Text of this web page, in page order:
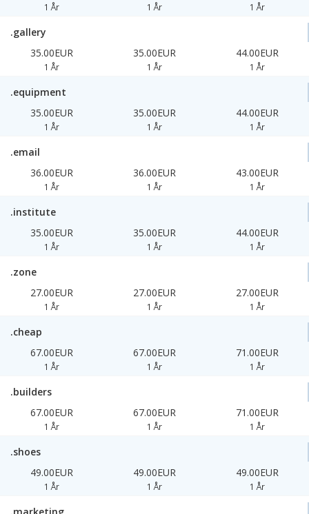
1 År 1 År 1 År
.gallery
35.00EUR
1 År
35.00EUR
1 År
44.00EUR
1 År
.equipment
35.00EUR
1 År
35.00EUR
1 År
44.00EUR
1 År
.email
36.00EUR
1 År
36.00EUR
1 År
43.00EUR
1 År
.institute
35.00EUR
1 År
35.00EUR
1 År
44.00EUR
1 År
.zone
27.00EUR
1 År
27.00EUR
1 År
27.00EUR
1 År
.cheap
67.00EUR
1 År
67.00EUR
1 År
71.00EUR
1 År
.builders
67.00EUR
1 År
67.00EUR
1 År
71.00EUR
1 År
.shoes
49.00EUR
1 År
49.00EUR
1 År
49.00EUR
1 År